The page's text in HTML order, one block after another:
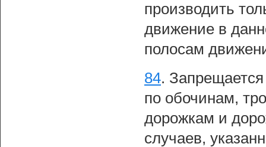
производить
движение в
полосам
84.
по обочинам,
дорожкам и
случаев,